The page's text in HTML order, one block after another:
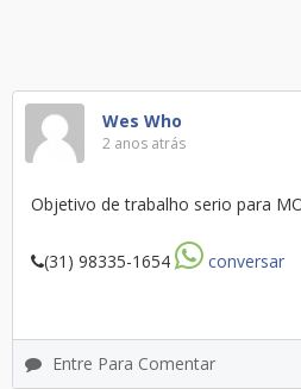
Wes Who
2 anos atrás
Objetivo de trabalho serio para
(31) 98335-1654 conversar
Entre Para Comentar